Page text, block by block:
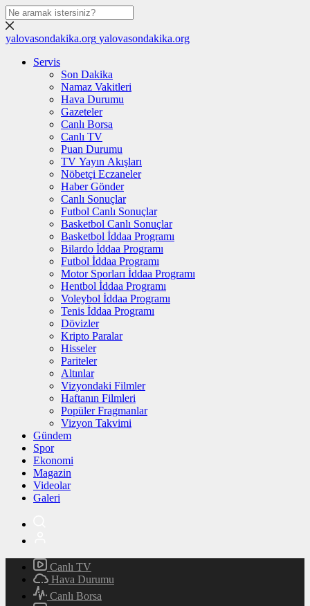
yalovasondakika.org yalovasondakika.org
Servis
Son Dakika
Namaz Vakitleri
Hava Durumu
Gazeteler
Canlı Borsa
Canlı TV
Puan Durumu
TV Yayın Akışları
Nöbetçi Eczaneler
Haber Gönder
Canlı Sonuçlar
Futbol Canlı Sonuçlar
Basketbol Canlı Sonuçlar
Basketbol İddaa Programı
Bilardo İddaa Programı
Futbol İddaa Programı
Motor Sporları İddaa Programı
Hentbol İddaa Programı
Voleybol İddaa Programı
Tenis İddaa Programı
Dövizler
Kripto Paralar
Hisseler
Pariteler
Altınlar
Vizyondaki Filmler
Haftanın Filmleri
Popüler Fragmanlar
Vizyon Takvimi
Gündem
Spor
Ekonomi
Magazin
Videolar
Galeri
Canlı TV
Hava Durumu
Canlı Borsa